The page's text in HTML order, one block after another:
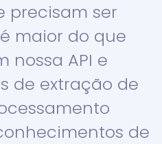
precisam ser
maior do que
nossa API e
de extração de
de